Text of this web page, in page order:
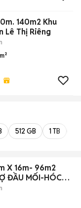
140m2 Khu
Lê Thị Riêng
512 GB 1 TB
X 16m- 96m2
ĐẦU MỐI-HÓC